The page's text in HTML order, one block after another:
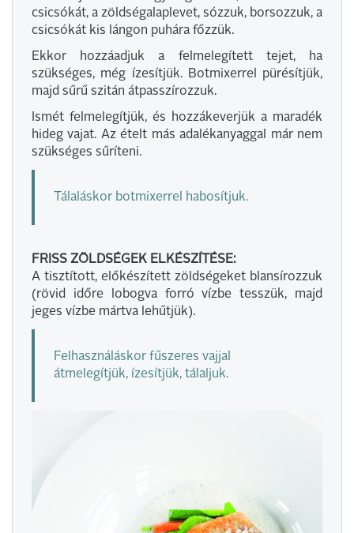
csicsókát, a zöldségalaplevet, sózzuk, borsozzuk, a
csicsókát kis lángon puhára főzzük.
Ekkor hozzáadjuk a felmelegített tejet, ha
szükséges, még ízesítjük. Botmixerrel pürésítjük,
majd sűrű szitán átpasszírozzuk.
Ismét felmelegítjük, és hozzákeverjük a maradék
hideg vajat. Az ételt más adalékanyaggal már nem
szükséges sűríteni.
Tálaláskor botmixerrel habosítjuk.
FRISS ZÖLDSÉGEK ELKÉSZÍTÉSE:
A tisztított, előkészített zöldségeket blansírozzuk
(rövid időre lobogva forró vízbe tesszük, majd
jeges vízbe mártva lehűtjük).
Felhasználáskor fűszeres vajjal
átmelegítjük, ízesítjük, tálaljuk.